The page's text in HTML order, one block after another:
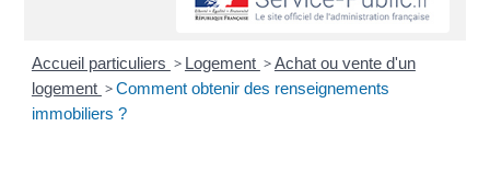
Accueil particuliers > Logement >Achat ou vente d'un
logement >Comment obtenir des renseignements
immobiliers ?